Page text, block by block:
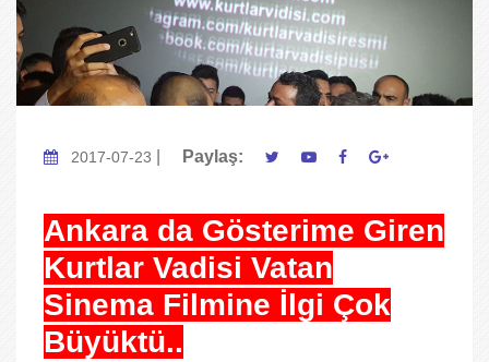
2017-07-23 Paylaş:
Ankara da Gösterime Giren
Kurtlar Vadisi Vatan
Sinema Filmine İlgi Çok
Büyüktü..